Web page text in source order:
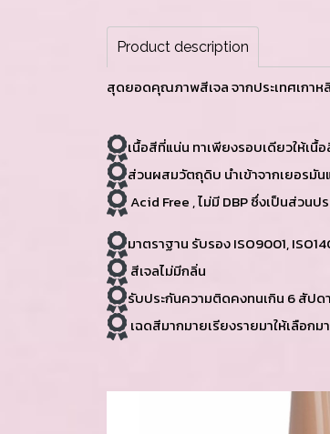
Product description
สุดยอดคุณภาพสีเจล จากประเทศเกา
เนื้อสีที่แน่น ทาเพียงรอบเดียวให้เนื้
ส่วนผสมวัตถุดิบ นำเข้าจากเยอรมัน
Acid Free , ไม่มี DBP ซึ่งเป็นส่วน
มาตราฐาน รับรอง ISO9001,
สีเจลไม่มีกลิ่น
รับประกันความติดคงทนเกิน 6 สัปด
เฉดสีมากมายเรียงรายมาให้เลือก